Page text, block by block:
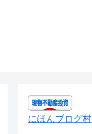
にほんブログ村